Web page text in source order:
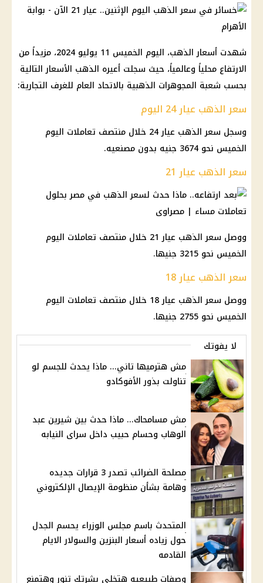
شهدت أسعار الذهب، اليوم الخميس 11 يوليو 2024، مزيداً من
الارتفاع محلياً وعالمياً، حيث سجلت أعيره الذهب الأسعار التالية
بحسب شعبة المجوهرات الذهبية بالاتحاد العام للغرف التجارية:
سعر الذهب عيار 24 اليوم
وسجل سعر الذهب عيار 24 خلال منتصف تعاملات اليوم
الخميس نحو 3674 جنيه بدون مصنعيه.
سعر الذهب عيار 21
ووصل سعر الذهب عيار 21 خلال منتصف تعاملات اليوم
الخميس نحو 3215 جنيها.
سعر الذهب عيار 18
ووصل سعر الذهب عيار 18 خلال منتصف تعاملات اليوم
الخميس نحو 2755 جنيها.
لا يفوتك
مش هترميها تاني... ماذا يحدث للجسم لو
تناولت بذور الأفوكادو
مش مسامحاك... ماذا حدث بين شيرين عبد
الوهاب وحسام حبيب داخل سراى النيابه
مصلحة الضرائب تصدر 3 قرارات جديده
وهامة بشأن منظومة الإيصال الإلكتروني
المتحدث باسم مجلس الوزراء يحسم الجدل
حول زياده أسعار البنزين والسولار الايام
القادمه
وصفات طبيعيه هتخلى بشرتك تنور وهتمنع